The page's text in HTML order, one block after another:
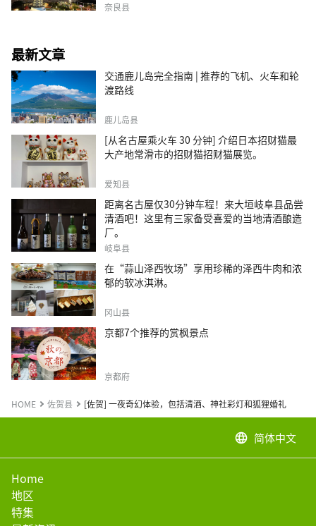
奈良县
最新文章
交通鹿儿岛完全指南 | 推荐的飞机、火车和轮
渡路线
鹿儿岛县
[从名古屋乘火车 30 分钟] 介绍日本招财猫最
大产地常滑市的招财猫招财猫展览。
爱知县
距离名古屋仅30分钟车程！来大垣岐阜县品尝
清酒吧！这里有三家备受喜爱的当地清酒酿造
厂。
岐阜县
在“蒜山泽西牧场”享用珍稀的泽西牛肉和浓
郁的软冰淇淋。
冈山县
京都7个推荐的赏枫景点
京都府
HOME 佐贺县 [佐贺] 一夜奇幻体验，包括清酒、神社彩灯和狐狸婚礼
language 简体中文
Home
地区
特集